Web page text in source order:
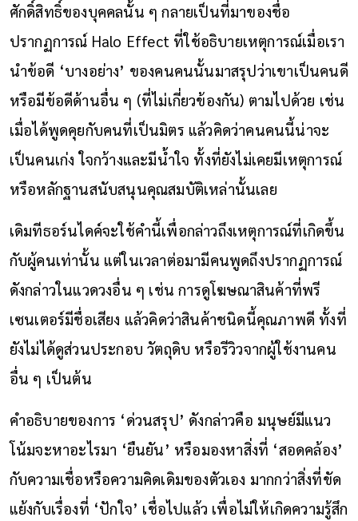
ศักดิ์สิทธิ์ของบุคคลนั้น ๆ กลายเป็นที่มาของชื่อ
ปรากฏการณ์ Halo Effect ที่ใช้อธิบายเหตุการณ์เมื่อเรา
นำข้อดี ‘บางอย่าง’ ของคนคนนั้นมาสรุปว่าเขาเป็นคนดี
หรือมีข้อดีด้านอื่น ๆ (ที่ไม่เกี่ยวข้องกัน) ตามไปด้วย เช่น
เมื่อได้พูดคุยกับคนที่เป็นมิตร แล้วคิดว่าคนคนนี้น่าจะ
เป็นคนเก่ง ใจกว้างและมีน้ำใจ ทั้งที่ยังไม่เคยมีเหตุการณ์
หรือหลักฐานสนับสนุนคุณสมบัติเหล่านั้นเลย
เดิมทีธอร์นไดค์จะใช้คำนี้เพื่อกล่าวถึงเหตุการณ์ที่เกิดขึ้น
กับผู้คนเท่านั้น แต่ในเวลาต่อมามีคนพูดถึงปรากฏการณ์
ดังกล่าวในแวดวงอื่น ๆ เช่น การดูโฆษณาสินค้าที่พรี
เซนเตอร์มีชื่อเสียง แล้วคิดว่าสินค้าชนิดนี้คุณภาพดี ทั้งที่
ยังไม่ได้ดูส่วนประกอบ วัตถุดิบ หรือรีวิวจากผู้ใช้งานคน
อื่น ๆ เป็นต้น
คำอธิบายของการ ‘ด่วนสรุป’ ดังกล่าวคือ มนุษย์มีแนว
โน้มจะหาอะไรมา ‘ยืนยัน’ หรือมองหาสิ่งที่ ‘สอดคล้อง’
กับความเชื่อหรือความคิดเดิมของตัวเอง มากกว่าสิ่งที่ขัด
แย้งกับเรื่องที่ ‘ปักใจ’ เชื่อไปแล้ว เพื่อไม่ให้เกิดความรู้สึก